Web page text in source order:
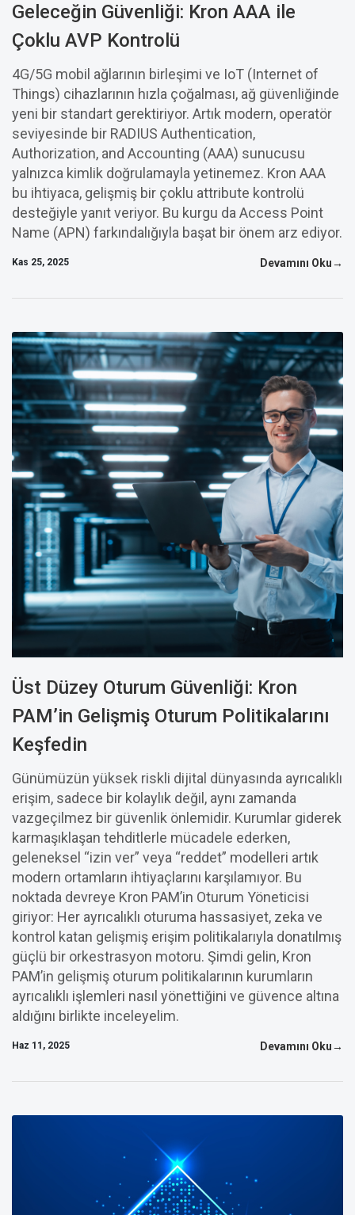
Geleceğin Güvenliği: Kron AAA ile
Çoklu AVP Kontrolü
4G/5G mobil ağlarının birleşimi ve IoT (Internet of
Things) cihazlarının hızla çoğalması, ağ güvenliğinde
yeni bir standart gerektiriyor. Artık modern, operatör
seviyesinde bir RADIUS Authentication,
Authorization, and Accounting (AAA) sunucusu
yalnızca kimlik doğrulamayla yetinemez. Kron AAA
bu ihtiyaca, gelişmiş bir çoklu attribute kontrolü
desteğiyle yanıt veriyor. Bu kurgu da Access Point
Name (APN) farkındalığıyla başat bir önem arz ediyor.
Kas 25, 2025 Devamını Oku→
Üst Düzey Oturum Güvenliği: Kron
PAM’in Gelişmiş Oturum Politikalarını
Keşfedin
Günümüzün yüksek riskli dijital dünyasında ayrıcalıklı
erişim, sadece bir kolaylık değil, aynı zamanda
vazgeçilmez bir güvenlik önlemidir. Kurumlar giderek
karmaşıklaşan tehditlerle mücadele ederken,
geleneksel “izin ver” veya “reddet” modelleri artık
modern ortamların ihtiyaçlarını karşılamıyor. Bu
noktada devreye Kron PAM’in Oturum Yöneticisi
giriyor: Her ayrıcalıklı oturuma hassasiyet, zeka ve
kontrol katan gelişmiş erişim politikalarıyla donatılmış
güçlü bir orkestrasyon motoru. Şimdi gelin, Kron
PAM’in gelişmiş oturum politikalarının kurumların
ayrıcalıklı işlemleri nasıl yönettiğini ve güvence altına
aldığını birlikte inceleyelim.
Haz 11, 2025 Devamını Oku→